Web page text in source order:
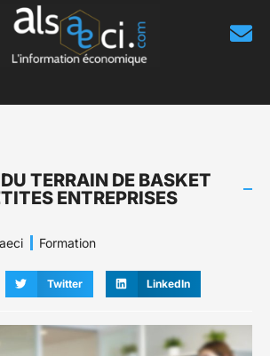
TERRAIN DE BASKET
ENTREPRISES
Formation
Twitter LinkedIn